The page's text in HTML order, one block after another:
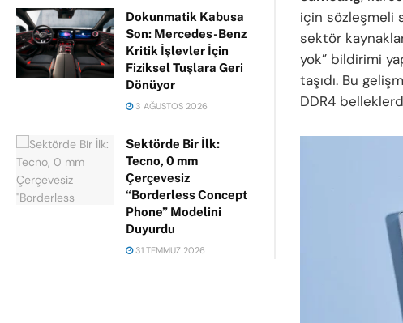
Dokunmatik Kabusa
Son: Mercedes-Benz
Kritik İşlevler İçin
Fiziksel Tuşlara Geri
Dönüyor
3 AĞUSTOS 2026
Sektörde Bir İlk:
Tecno, 0 mm
Çerçevesiz
“Borderless Concept
Phone” Modelini
Duyurdu
31 TEMMUZ 2026
için sözleşmeli
sektör
yok” bildirimi
taşıdı. Bu
DDR4